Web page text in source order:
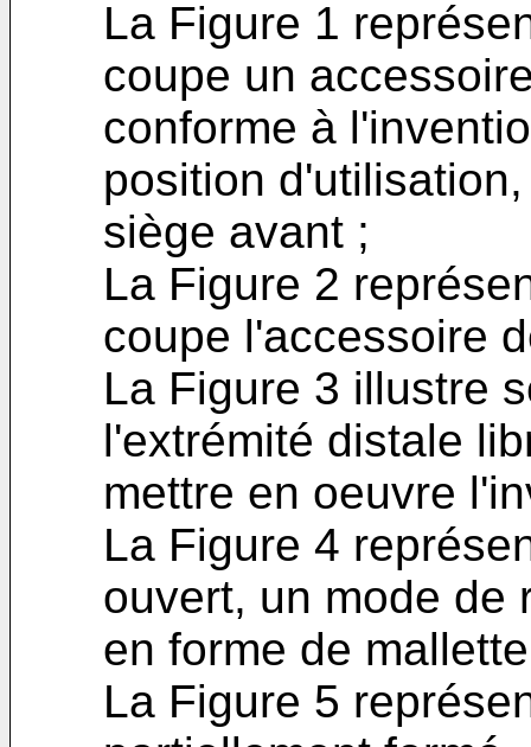
La Figure 1
coupe un
conforme à
position
siège avant ;
La Figure 2
coupe l'accessoire
La Figure 3 illustre
l'extrémité distale
mettre en oeuvre
La Figure 4
ouvert, un mode de
en forme de
La Figure 5